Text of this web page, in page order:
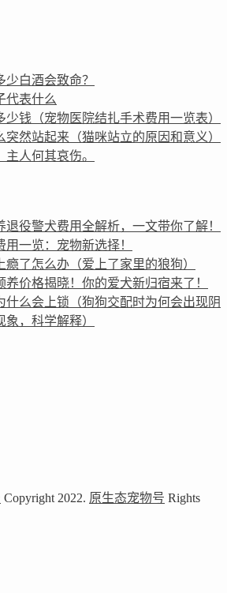
少白酒会致命？
代表什么
少钱（宠物医院结扎手术费用一览表）
突然站起来（猫咪站立的原因和意义）
主人何其哀伤。
退役警犬费用全解析，一文带你了解！
用一览：宠物新选择！
瘾了怎么办（爱上了家里的狼狗）
养价格揭晓！你的爱犬新归宿来了！
什么会上锁（狗狗交配时为何会出现阴
象，科学解释）
Copyright 2022. 原生态宠物号 Rights